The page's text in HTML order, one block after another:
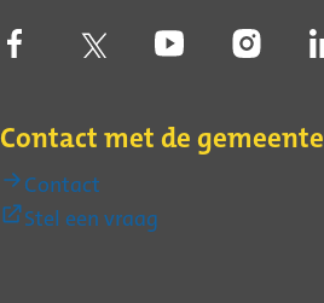
Contact met de gemeente
Contact
Stel een vraag